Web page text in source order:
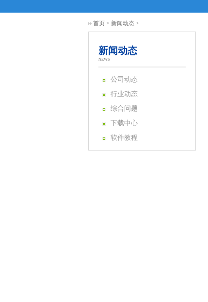
首页 > 新闻动态 >
新闻动态
NEWS
公司动态
行业动态
综合问题
下载中心
软件教程